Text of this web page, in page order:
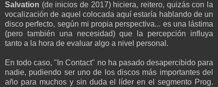
Salvation (de inicios de 2017) hiciera, reitero, quizás con la
vocalización de aquel colocada aquí estaría hablando de un
disco perfecto, según mi propia perspectiva... es una lástima
(pero también una necesidad) que la percepción influya
tanto a la hora de evaluar algo a nivel personal.
En todo caso, "In Contact" no ha pasado desapercibido para
nadie, pudiendo ser uno de los discos más importantes del
año para muchos y sin duda el líder en el segmento Prog.